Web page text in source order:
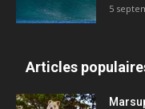
5
Articles